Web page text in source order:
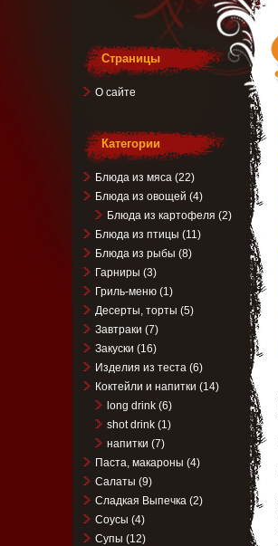
Страницы
О сайте
Категории
Блюда из мяса(22)
Блюда из овощей (4)
Блюда из картофеля (2)
Блюда из птицы (11)
Блюда из рыбы (8)
Гарниры (3)
Гриль-меню(1)
Десерты, торты (5)
Завтраки (7)
Закуски (16)
Изделия из теста(6)
Коктейли и напитки (14)
long drink(6)
shot drink(1)
напитки (7)
Паста, макароны (4)
Салаты (9)
Сладкая Выпечка(2)
Соусы (4)
Супы (12)